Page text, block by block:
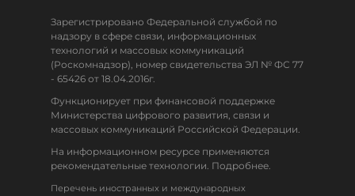
Зарегистрировано Федеральной службой по
надзору в сфере связи, информационных
технологий и массовых коммуникаций
(Роскомнадзор), номер свидетельства ЭЛ № ФС 77
- 65426 от 18.04.2016г.
Функционирует при финансовой поддержке
Министерства цифрового развития, связи и
массовых коммуникаций Российской Федерации.
На информационном ресурсе применяются
рекомендательные технологии. Подробнее.
Перечень иностранных и международных